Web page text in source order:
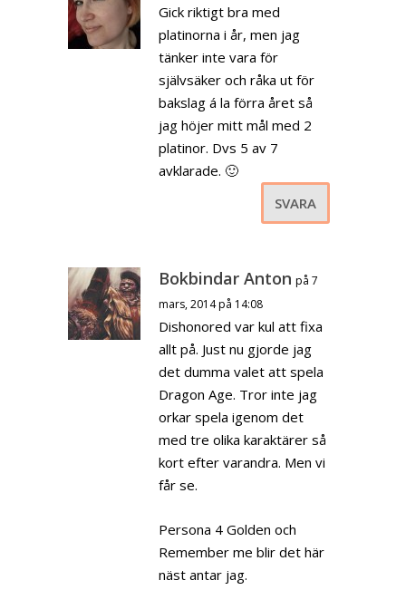
Gick riktigt bra med
platinorna i år, men jag
tänker inte vara för
självsäker och råka ut för
bakslag á la förra året så
jag höjer mitt mål med 2
platinor. Dvs 5 av 7
avklarade. 🙂
SVARA
Bokbindar Anton på 7
mars, 2014 på 14:08
Dishonored var kul att fixa
allt på. Just nu gjorde jag
det dumma valet att spela
Dragon Age. Tror inte jag
orkar spela igenom det
med tre olika karaktärer så
kort efter varandra. Men vi
får se.
Persona 4 Golden och
Remember me blir det här
näst antar jag.